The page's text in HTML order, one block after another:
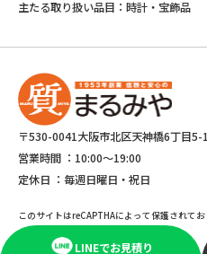
LINEでお見積り
主たる取り扱い品目：時計・宝飾品
〒530-0041大阪市北区天神橋6丁目5-
営業時間 ： 10:00～19:00
定休日 ： 毎週日曜日・祝日
このサイトはreCAPTHAによって保護されて
規約が適応されます。